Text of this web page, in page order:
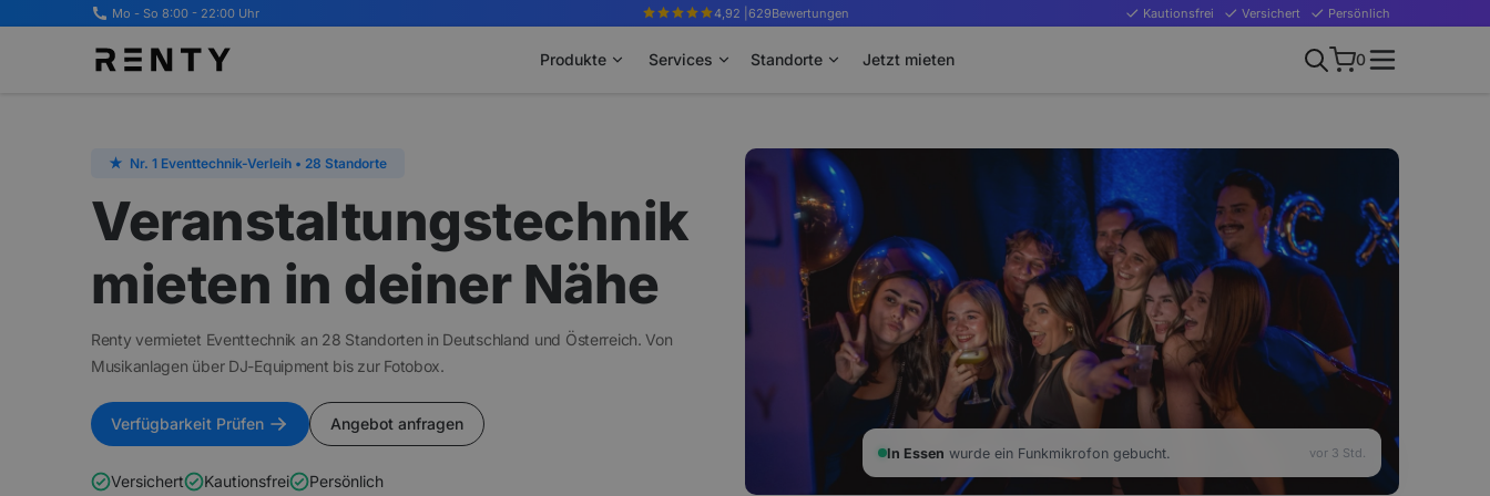
Mo - So 8:00 - 22:00 Uhr 4,92 | 629Bewertungen Kautionsfrei Versichert Persönlich
Produkte Services Standorte Jetzt mieten 0
★ Nr. 1 Eventtechnik-Verleih • 28 Standorte
Veranstaltungstechnik
mieten in deiner Nähe
Renty vermietet Eventtechnik an 28 Standorten in Deutschland und Österreich.Von
Musikanlagen über DJ-Equipment bis zur Fotobox.
Verfügbarkeit Prüfen Angebot anfragen
Versichert Kautionsfrei Persönlich
In Essen wurde ein Funkmikrofon gebucht. vor 3 Std.